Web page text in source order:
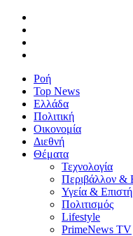
Ροή
Top News
Ελλάδα
Πολιτική
Οικονομία
Διεθνή
Θέματα
Τεχνολογία
Περιβάλλον &
Υγεία &
Πολιτισμός
Lifestyle
PrimeNews TV